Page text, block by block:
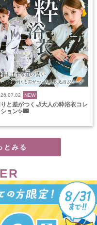
NEW
と差がつく🌙大人の粋浴衣コレ
ョン✨🌃
とみる